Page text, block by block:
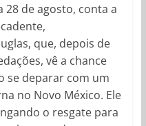
28 de agosto, conta a
que, depois de
vê a chance
se deparar com um
no Novo México. Ele
o resgate para